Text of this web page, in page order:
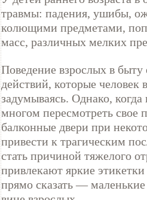
травмы: падения, ушибы,
колющими предметами,
масс, различных мелких
Поведение взрослых в
действий, которые человек
задумываясь. Однако,
многом пересмотреть свое
балконные двери при
привести к трагическим
стать причиной тяжелого
привлекают яркие
прямо сказать —